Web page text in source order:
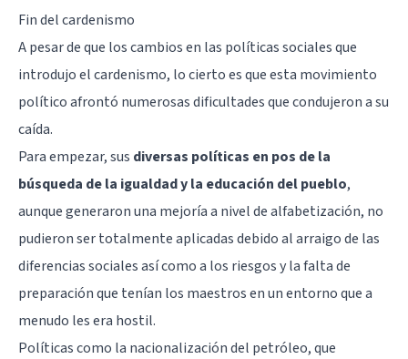
Fin del cardenismo
A pesar de que los cambios en las políticas sociales que
introdujo el cardenismo, lo cierto es que esta movimiento
político afrontó numerosas dificultades que condujeron a su
caída.
Para empezar, sus diversas políticas en pos de la
búsqueda de la igualdad y la educación del pueblo,
aunque generaron una mejoría a nivel de alfabetización, no
pudieron ser totalmente aplicadas debido al arraigo de las
diferencias sociales así como a los riesgos y la falta de
preparación que tenían los maestros en un entorno que a
menudo les era hostil.
Políticas como la nacionalización del petróleo, que